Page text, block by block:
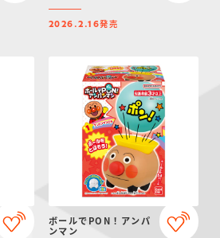
2026.2.16発売
ボールでPON！アンパ
ンマン